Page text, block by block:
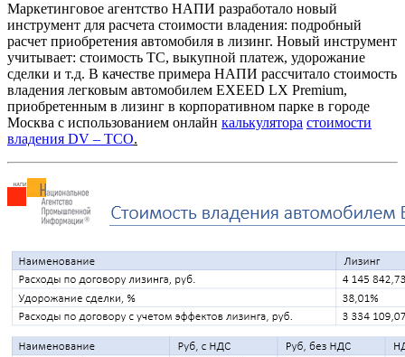
Маркетинговое агентство НАПИ разработало новый
инструмент для расчета стоимости владения: подробный
расчет приобретения автомобиля в лизинг. Новый инструмент
учитывает: стоимость ТС, выкупной платеж, удорожание
сделки и т.д. В качестве примера НАПИ рассчитало стоимость
владения легковым автомобилем EXEED LX Premium,
приобретенным в лизинг в корпоративном парке в городе
Москва с использованием онлайн калькулятора стоимости
владения DV – TCO.